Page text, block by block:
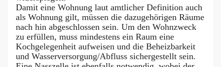
Damit eine Wohnung laut amtlicher Definition auch
als Wohnung gilt, müssen die dazugehörigen Räume
nach hin abgeschlossen sein. Um den Wohnzweck
zu erfüllen, muss mindestens ein Raum eine
Kochgelegenheit aufweisen und die Beheizbarkeit
und Wasserversorgung/Abfluss sichergestellt sein.